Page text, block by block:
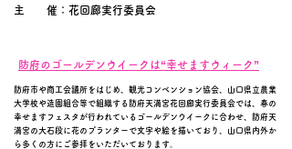
主 催：花回廊実行委員会
防府のゴールデンウイークは“幸せますウィーク”
防府市や商工会議所をはじめ、観光コンベンション協会、山口県立農業
大学校や造園組合等で組織する防府天満宮花回廊実行委員会では、春の
幸せますフェスタが行われているゴールデンウイークに合わせ、防府天
満宮の大石段に花のプランターで文字や絵を描いており、山口県内外か
ら多くの方にご参拝をいただいております。